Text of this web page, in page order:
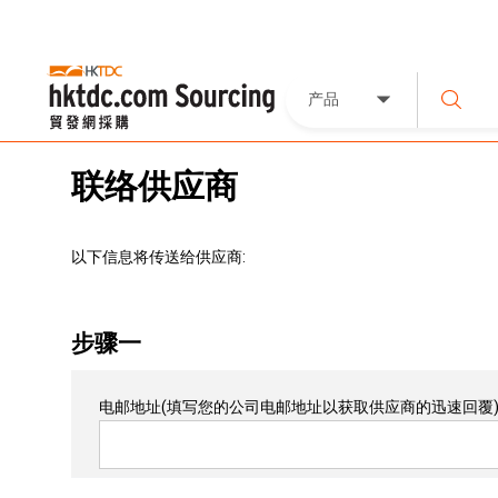
产品
联络供应商
以下信息将传送给供应商:
步骤一
电邮地址(填写您的公司电邮地址以获取供应商的迅速回覆)